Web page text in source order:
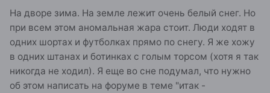
На дворе зима. На земле лежит очень белый снег. Но
при всем этом аномальная жара стоит. Люди ходят в
одних шортах и футболках прямо по снегу. Я же хожу
в одних штанах и ботинках с голым торсом (хотя я так
никогда не ходил). Я еще во сне подумал, что нужно
об этом написать на форуме в теме "итак -